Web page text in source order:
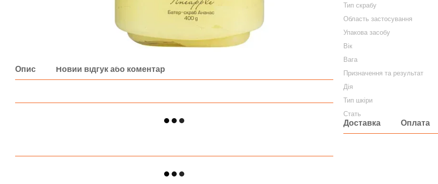
Опис Новий відгук або коментар
Тип скрабу
Область застосування
Упакова засобу
Вік
Вага
Призначення та результат
Дія
Тип шкіри
Стать
Доставка Оплата